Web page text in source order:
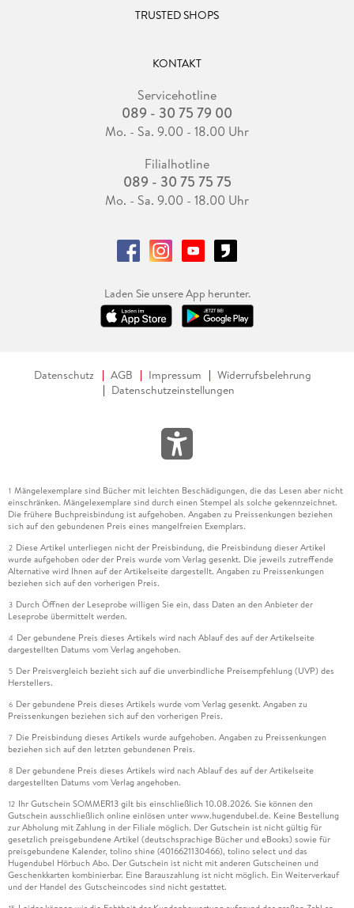
TRUSTED SHOPS
KONTAKT
Servicehotline
089 - 30 75 79 00
Mo. - Sa. 9.00 - 18.00 Uhr
Filialhotline
089 - 30 75 75 75
Mo. - Sa. 9.00 - 18.00 Uhr
Laden Sie unsere App herunter.
Datenschutz AGB Impressum
Widerrufsbelehrung
Datenschutzeinstellungen
1 Mängelexemplare sind Bücher mit leichten Beschädigungen, die das Lesen aber nicht
einschränken. Mängelexemplare sind durch einen Stempel als solche gekennzeichnet.
Die frühere Buchpreisbindung ist aufgehoben. Angaben zu Preissenkungen beziehen
sich auf den gebundenen Preis eines mangelfreien Exemplars.
2 Diese Artikel unterliegen nicht der Preisbindung, die Preisbindung dieser Artikel
wurde aufgehoben oder der Preis wurde vom Verlag gesenkt. Die jeweils zutreffende
Alternative wird Ihnen auf der Artikelseite dargestellt. Angaben zu Preissenkungen
beziehen sich auf den vorherigen Preis.
3 Durch Öffnen der Leseprobe willigen Sie ein, dass Daten an den Anbieter der
Leseprobe übermittelt werden.
4 Der gebundene Preis dieses Artikels wird nach Ablauf des auf der Artikelseite
dargestellten Datums vom Verlag angehoben.
5 Der Preisvergleich bezieht sich auf die unverbindliche Preisempfehlung (UVP) des
Herstellers.
6 Der gebundene Preis dieses Artikels wurde vom Verlag gesenkt. Angaben zu
Preissenkungen beziehen sich auf den vorherigen Preis.
7 Die Preisbindung dieses Artikels wurde aufgehoben. Angaben zu Preissenkungen
beziehen sich auf den letzten gebundenen Preis.
8 Der gebundene Preis dieses Artikels wird nach Ablauf des auf der Artikelseite
dargestellten Datums vom Verlag angehoben.
12 Ihr Gutschein SOMMER13 gilt bis einschließlich 10.08.2026. Sie können den
Gutschein ausschließlich online einlösen unter www.hugendubel.de. Keine Bestellung
zur Abholung mit Zahlung in der Filiale möglich. Der Gutschein ist nicht gültig für
gesetzlich preisgebundene Artikel (deutschsprachige Bücher und eBooks) sowie für
preisgebundene Kalender, tolino shine (4016621130466), tolino select und das
Hugendubel Hörbuch Abo. Der Gutschein ist nicht mit anderen Gutscheinen und
Geschenkkarten kombinierbar. Eine Barauszahlung ist nicht möglich. Ein Weiterverkauf
und der Handel des Gutscheincodes sind nicht gestattet.